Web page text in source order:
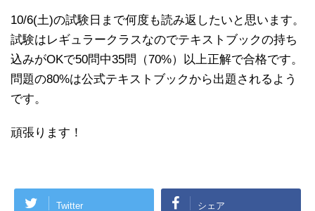
10/6(土)の試験日まで何度も読み返したいと思います。
試験はレギュラークラスなのでテキストブックの持ち
込みがOKで50問中35問（70%）以上正解で合格です。
問題の80%は公式テキストブックから出題されるよう
です。
頑張ります！
Twitter シェア